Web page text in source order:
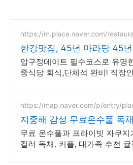
https://m.place.naver.com/
한강맛집, 45년 마라탕 45년
마라탕 외길
압구정데이트 필수코스로 유명
중식당 회식,단체석 완비! 직장인
https://map.naver.com/p/entry/
지중해 감성 무료온수풀 독
리 문화공간
무료 온수풀과 프라이빗 자쿠
컬러 독채. 커플, 대가족 추천